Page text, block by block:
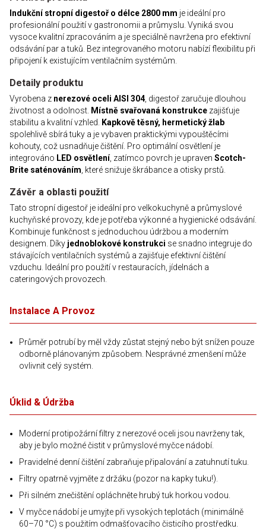
Indukční stropní digestoř o délce 2800 mm je ideální pro
profesionální použití v gastronomii a průmyslu. Vyniká svou
vysoce kvalitní zpracováním a je speciálně navržena pro efektivní
odsávání par a tuků. Bez integrovaného motoru nabízí flexibilitu při
připojení k existujícím ventilačním systémům.
Detaily produktu
Vyrobena z nerezové oceli AISI 304, digestoř zaručuje dlouhou
životnost a odolnost. Místně svařovaná konstrukce zajišťuje
stabilitu a kvalitní vzhled.
Kapkově těsný, hermetický žlab
spolehlivě sbírá tuky a je vybaven praktickými vypouštěcími
kohouty, což usnadňuje čištění. Pro optimální osvětlení je
integrováno LED osvětlení, zatímco povrch je upraven Scotch-
Brite saténováním , které snižuje škrábance a otisky prstů.
Závěr a oblasti použití
Tato stropní digestoř je ideální pro velkokuchyně a průmyslové
kuchyňské provozy, kde je potřeba výkonné a hygienické odsávání.
Kombinuje funkčnost s jednoduchou údržbou a moderním
designem. Díky jednoblokové konstrukci se snadno integruje do
stávajících ventilačních systémů a zajišťuje efektivní čištění
vzduchu. Ideální pro použití v restauracích, jídelnách a
cateringových provozech.
Instalace A Provoz
Průměr potrubí by měl vždy zůstat stejný nebo být snížen pouze
odborně plánovaným způsobem. Nesprávné zmenšení může
ovlivnit celý systém.
Úklid & Údržba
Moderní protipožární filtry z nerezové oceli jsou navrženy tak,
aby je bylo možné čistit v průmyslové myčce nádobí.
Pravidelné denní čištění zabraňuje připalování a zatuhnutí tuku.
Filtry opatrně vyjměte z držáku (pozor na kapky tuku!).
Při silném znečištění opláchněte hrubý tuk horkou vodou.
V myčce nádobí je umyjte při vysokých teplotách (minimálně
60–70 °C) s použitím odmašťovacího čisticího prostředku.